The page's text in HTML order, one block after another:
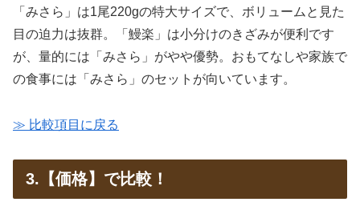
「みさら」は1尾220gの特大サイズで、ボリュームと見た
目の迫力は抜群。「鰻楽」は小分けのきざみが便利です
が、量的には「みさら」がやや優勢。おもてなしや家族で
の食事には「みさら」のセットが向いています。
≫ 比較項目に戻る
3.【価格】で比較！